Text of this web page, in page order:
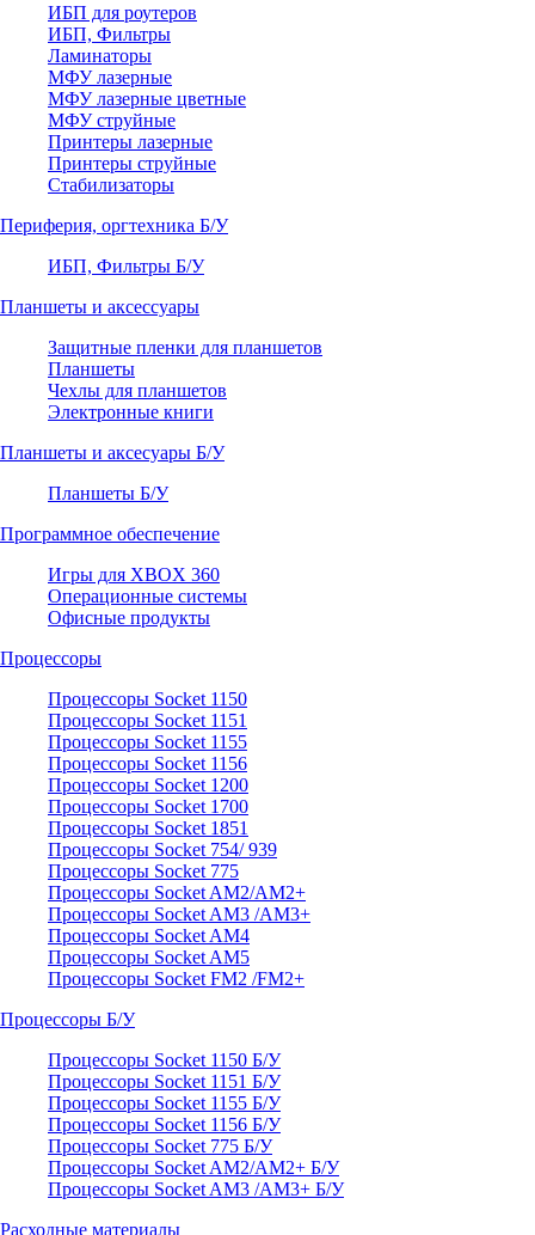
ИБП для роутеров
ИБП, Фильтры
Ламинаторы
МФУ лазерные
МФУ лазерные цветные
МФУ струйные
Принтеры лазерные
Принтеры струйные
Стабилизаторы
Периферия, оргтехника Б/У
ИБП, Фильтры Б/У
Планшеты и аксессуары
Защитные пленки для планшетов
Планшеты
Чехлы для планшетов
Электронные книги
Планшеты и аксесуары Б/У
Планшеты Б/У
Программное обеспечение
Игры для XBOX 360
Операционные системы
Офисные продукты
Процессоры
Процессоры Socket 1150
Процессоры Socket 1151
Процессоры Socket 1155
Процессоры Socket 1156
Процессоры Socket 1200
Процессоры Socket 1700
Процессоры Socket 1851
Процессоры Socket 754/ 939
Процессоры Socket 775
Процессоры Socket AM2/AM2+
Процессоры Socket AM3 /AM3+
Процессоры Socket AM4
Процессоры Socket AM5
Процессоры Socket FM2 /FM2+
Процессоры Б/У
Процессоры Socket 1150 Б/У
Процессоры Socket 1151 Б/У
Процессоры Socket 1155 Б/У
Процессоры Socket 1156 Б/У
Процессоры Socket 775 Б/У
Процессоры Socket AM2/AM2+ Б/У
Процессоры Socket AM3 /AM3+ Б/У
Расходные материалы